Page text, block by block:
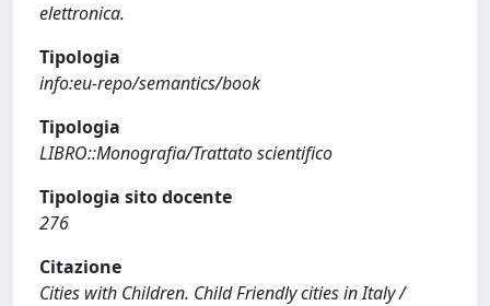
elettronica.
Tipologia
info:eu-repo/semantics/book
Tipologia
LIBRO::Monografia/Trattato scientifico
Tipologia sito docente
276
Citazione
Cities with Children. Child Friendly cities in Italy /